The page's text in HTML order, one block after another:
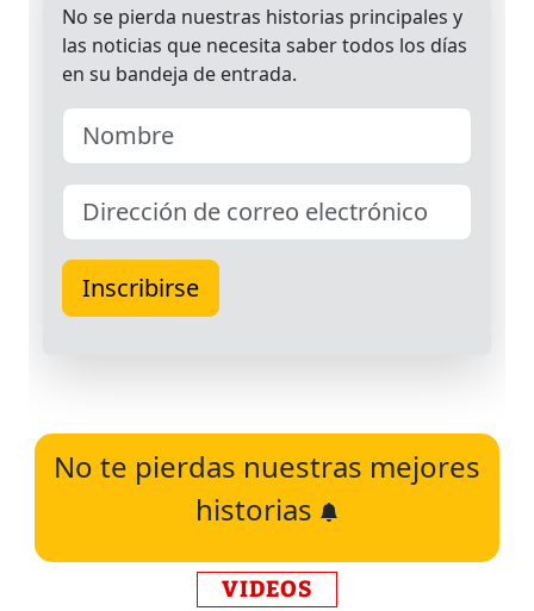
No te pierdas nuestras mejores
historias
VIDEOS